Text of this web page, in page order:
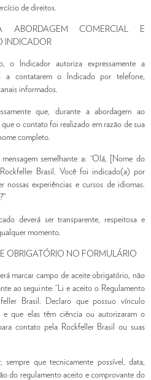
de direitos.
ABORDAGEM COMERCIAL E
INDICADOR
o Indicador autoriza expressamente a
a contatarem o Indicado por telefone,
informados.
que, durante a abordagem ao
o contato foi realizado em razão de sua
completo.
semelhante a: “Olá, [Nome do
Brasil. Você foi indicado(a) por
nossas experiências e cursos de idiomas.
deverá ser transparente, respeitosa e
momento.
OBRIGATÓRIO NO FORMULÁRIO
marcar campo de aceite obrigatório, não
ao seguinte: “Li e aceito o Regulamento
Brasil. Declaro que possuo vínculo
e que elas têm ciência ou autorizaram o
contato pela Rockfeller Brasil ou suas
que tecnicamente possível, data,
do regulamento aceito e comprovante do